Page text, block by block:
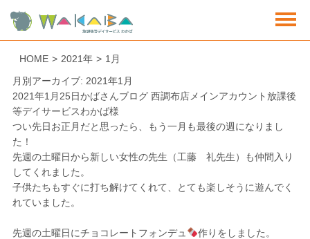
HOME > 2021年 > 1月
月別アーカイブ: 2021年1月
2021年1月25日かばさんブログ 西調布店メインアカウント放課後
等デイサービスわかば様
つい先日お正月だと思ったら、もう一月も最後の週になりまし
た！
先週の土曜日から新しい女性の先生（工藤 礼先生）も仲間入り
してくれました。
子供たちもすぐに打ち解けてくれて、とても楽しそうに遊んでく
れていました。
先週の土曜日にチョコレートフォンデュ
作りをしました。